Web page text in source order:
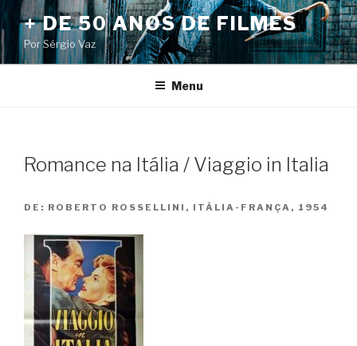
Pular
para
o
conteúdo
+ DE 50 ANOS DE FILMES
Por Sérgio Vaz
Menu
Romance na Itália / Viaggio in Italia
DE: ROBERTO ROSSELLINI, ITÁLIA-FRANÇA, 1954